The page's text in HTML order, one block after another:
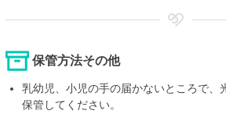
保管方法その他
乳幼児、小児の手の届かないところで、
保管してください。